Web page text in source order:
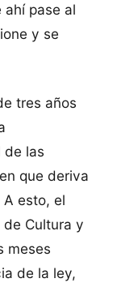
pase al
y se
tres años
de las
que deriva
esto, el
de Cultura y
meses
de la ley,